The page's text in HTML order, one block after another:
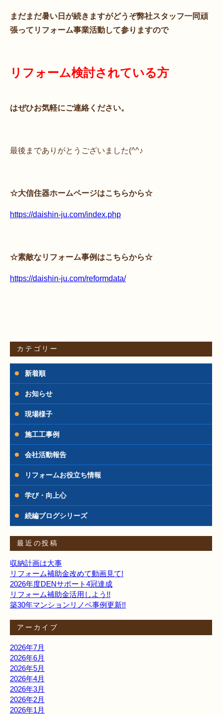
まだまだ暑い日が続きますがどうぞ弊社スタッフ一同頑
張ってリフォーム事業活動して参りますので
リフォーム検討されている方
はぜひお気軽にご連絡ください。
最後までありがとうございました(^^♪
☆大信住器ホームページはこちらから☆
https://daishin-ju.com/index.php
☆素敵なリフォーム事例はこちらから☆
https://daishin-ju.com/reformdata/
カテゴリー
新着順
お知らせ
現場様子
施工工事例
会社活動報告
リフォームお役立ち情報
学び・向上心
続編ブログシリーズ
最近の投稿
収納計画は大事
リフォーム補助金改めて動画見て!
2026年度DENサポート4冠達成
リフォーム補助金活用しよう!!
築30年マンションリノベ事例更新!!
アーカイブ
2026年7月
2026年6月
2026年5月
2026年4月
2026年3月
2026年2月
2026年1月